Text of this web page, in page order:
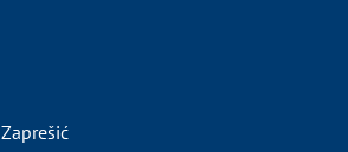
Zaprešić